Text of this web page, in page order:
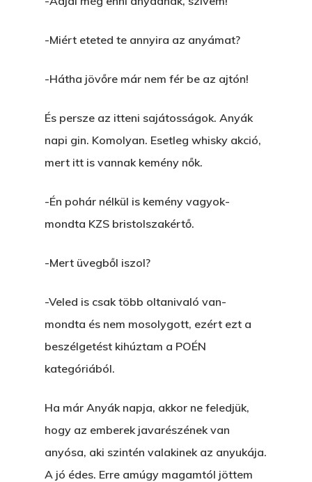
-Miért eteted te annyira az anyámat?
-Hátha jövőre már nem fér be az ajtón!
És persze az itteni sajátosságok. Anyák
napi gin. Komolyan. Esetleg whisky akció,
mert itt is vannak kemény nők.
-Én pohár nélkül is kemény vagyok-
mondta KZS bristolszakértő.
-Mert üvegből iszol?
-Veled is csak több oltanivaló van-
mondta és nem mosolygott, ezért ezt a
beszélgetést kihúztam a POÉN
kategóriából.
Ha már Anyák napja, akkor ne feledjük,
hogy az emberek javarészének van
anyósa, aki szintén valakinek az anyukája.
A jó édes. Erre amúgy magamtól jöttem
Akkor És Ott
Nem Szégyen Az
A Pitli
Pofád, Az Van!
Egy Világbajnokságot,
VOLT EGYSZER EGY
A Kaszinó
AZ IGAZI AJÁNDÉK
Párizs És Újra MI
This is an optional,
Unit 345
2500 Castle Dr
E: